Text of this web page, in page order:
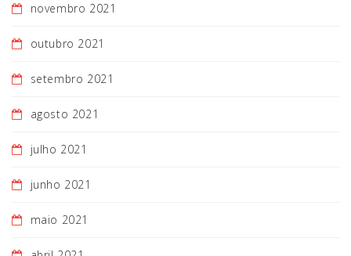
novembro 2021
outubro 2021
setembro 2021
agosto 2021
julho 2021
junho 2021
maio 2021